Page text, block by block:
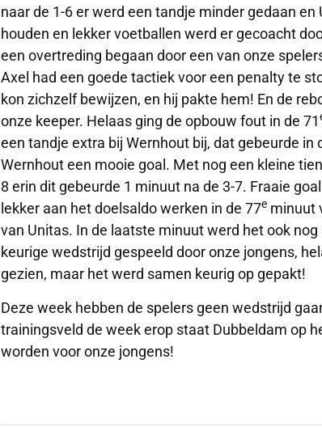
naar de 1-6 er werd een tandje minder gedaan
houden en lekker voetballen werd er gecoacht
een overtreding begaan door een van onze
Axel had een goede tactiek voor een penalty te
kon zichzelf bewijzen, en hij pakte hem! En de
onze keeper. Helaas ging de opbouw fout in de 71
een tandje extra bij Wernhout bij, dat gebeurde in
Wernhout een mooie goal. Met nog een kleine
8 erin dit gebeurde 1 minuut na de 3-7. Fraaie
lekker aan het doelsaldo werken in de 77eminuut
van Unitas. In de laatste minuut werd het ook
keurige wedstrijd gespeeld door onze jongens,
gezien, maar het werd samen keurig op gepakt!
Deze week hebben de spelers geen wedstrijd
trainingsveld de week erop staat Dubbeldam op
worden voor onze jongens!